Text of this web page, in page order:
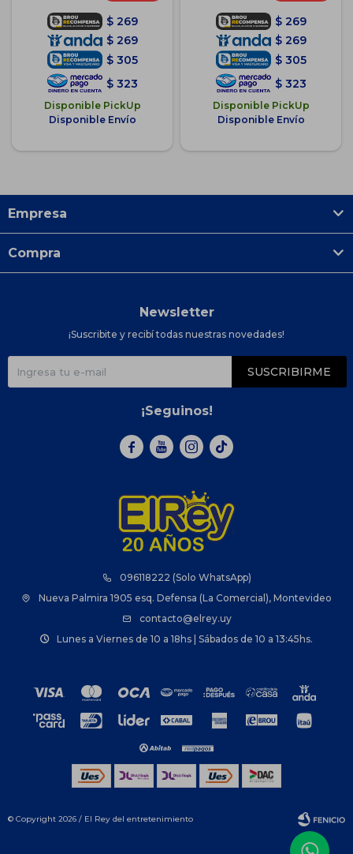
$ 269
$ 269
$ 305
$ 323
Disponible PickUp
Disponible Envío
$ 269
$ 269
$ 305
$ 323
Disponible PickUp
Disponible Envío
096118222 (Solo WhatsApp)
Nueva Palmira 1905 esq. Defensa (La Comercial), Montevideo
contacto@elrey.uy
Lunes a Viernes de 10 a 18hs | Sábados de 10 a 13:45hs.
Empresa
Compra
Newsletter
¡Suscribite y recibí todas nuestras novedades!
SUSCRIBIRME
¡Seguinos!
  
© Copyright 2026 / El Rey del entretenimiento